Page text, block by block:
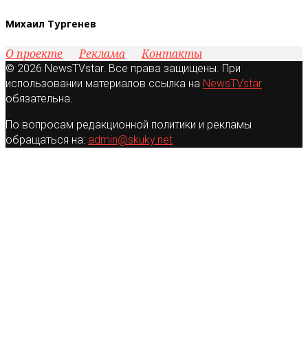
Михаил Тургенев
О проекте Реклама Контакты
© 2026 NewsTVstar. Все права защищены. При
использовании материалов ссылка на NewsTVstar
обязательна.
По вопросам редакционной политики и рекламы
обращаться на: admin@skuky.net